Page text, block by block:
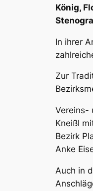
König,
In ihrer
Zur
Vereins-
Kneißl
Bezirk
Anke
Auch in